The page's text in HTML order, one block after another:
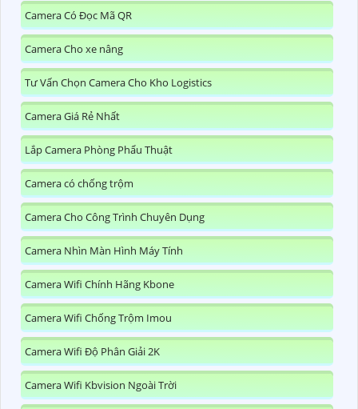
Camera Có Đọc Mã QR
Camera Cho xe nâng
Tư Vấn Chọn Camera Cho Kho Logistics
Camera Giá Rẻ Nhất
Lắp Camera Phòng Phẩu Thuật
Camera có chống trộm
Camera Cho Công Trình Chuyên Dụng
Camera Nhìn Màn Hình Máy Tính
Camera Wifi Chính Hãng Kbone
Camera Wifi Chống Trộm Imou
Camera Wifi Độ Phân Giải 2K
Camera Wifi Kbvision Ngoài Trời